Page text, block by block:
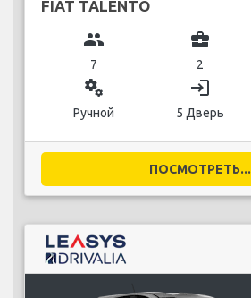
FIAT TALENTO
group
7
business_center
2
miscellaneous_services
Ручной
login
5 Дверь
ПОСМОТРЕТЬ...